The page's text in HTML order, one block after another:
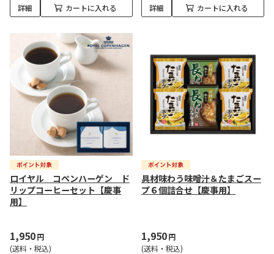
詳細 カートに入れる 詳細 カートに入れる
ロイヤル コペンハーゲン ド
リップコーヒーセット【慶事
用】
1,950円
(送料・税込)
具材味わう味噌汁＆たまごスー
プ６個詰合せ【慶事用】
1,950円
(送料・税込)